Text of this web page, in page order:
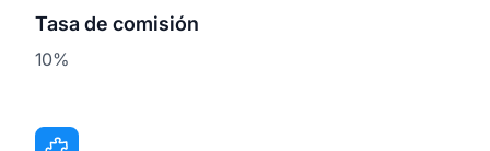
Tasa de comisión
10%